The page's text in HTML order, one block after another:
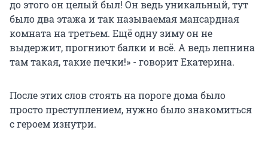
до этого он целый был! Он ведь уникальный, тут
было два этажа и так называемая мансардная
комната на третьем. Ещё одну зиму он не
выдержит, прогниют балки и всё. А ведь лепнина
там такая, такие печки!» - говорит Екатерина.
После этих слов стоять на пороге дома было
просто преступлением, нужно было знакомиться
с героем изнутри.